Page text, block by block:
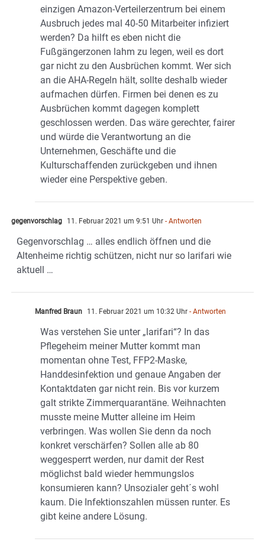
einzigen Amazon-Verteilerzentrum bei einem
Ausbruch jedes mal 40-50 Mitarbeiter infiziert
werden? Da hilft es eben nicht die
Fußgängerzonen lahm zu legen, weil es dort
gar nicht zu den Ausbrüchen kommt. Wer sich
an die AHA-Regeln hält, sollte deshalb wieder
aufmachen dürfen. Firmen bei denen es zu
Ausbrüchen kommt dagegen komplett
geschlossen werden. Das wäre gerechter, fairer
und würde die Verantwortung an die
Unternehmen, Geschäfte und die
Kulturschaffenden zurückgeben und ihnen
wieder eine Perspektive geben.
gegenvorschlag 11. Februar 2021 um 9:51 Uhr - Antworten
Gegenvorschlag … alles endlich öffnen und die
Altenheime richtig schützen, nicht nur so larifari wie
aktuell …
Manfred Braun 11. Februar 2021 um 10:32 Uhr - Antworten
Was verstehen Sie unter „larifari“? In das
Pflegeheim meiner Mutter kommt man
momentan ohne Test, FFP2-Maske,
Handdesinfektion und genaue Angaben der
Kontaktdaten gar nicht rein. Bis vor kurzem
galt strikte Zimmerquarantäne. Weihnachten
musste meine Mutter alleine im Heim
verbringen. Was wollen Sie denn da noch
konkret verschärfen? Sollen alle ab 80
weggesperrt werden, nur damit der Rest
möglichst bald wieder hemmungslos
konsumieren kann? Unsozialer geht´s wohl
kaum. Die Infektionszahlen müssen runter. Es
gibt keine andere Lösung.